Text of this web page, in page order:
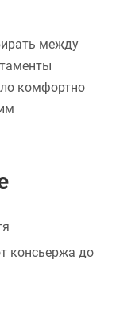
между
комфортно
консьержа до